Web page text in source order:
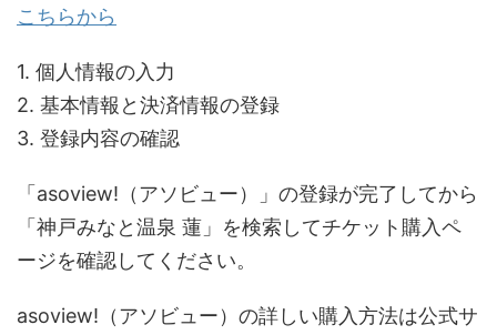
こちらから
1. 個人情報の入力
2. 基本情報と決済情報の登録
3. 登録内容の確認
「asoview!（アソビュー）」の登録が完了してから
「神戸みなと温泉 蓮」を検索してチケット購入ペ
ージを確認してください。
asoview!（アソビュー）の詳しい購入方法は公式サ